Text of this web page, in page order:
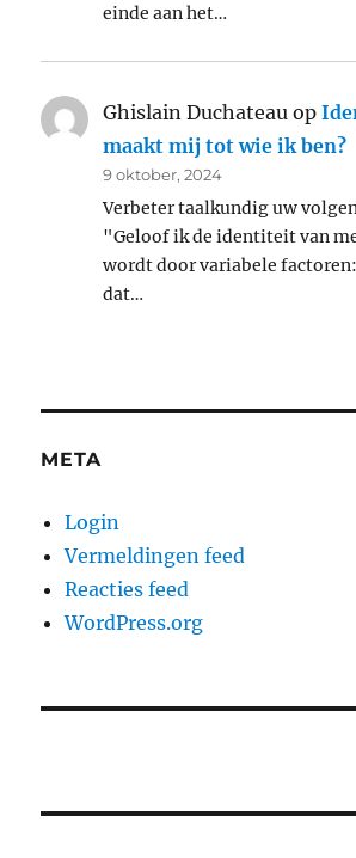
einde aan het…
Ghislain Duchateau op
maakt mij tot wie ik ben?
9 oktober, 2024
Verbeter taalkundig uw
"Geloof ik de identiteit van
wordt door variabele
dat…
META
Login
Vermeldingen feed
Reacties feed
WordPress.org